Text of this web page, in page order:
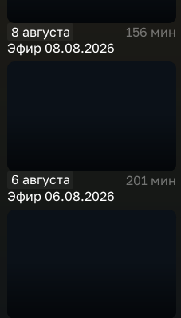
8 августа
156 мин
Эфир 08.08.2026
6 августа
201 мин
Эфир 06.08.2026